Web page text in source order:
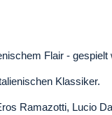
Flair -
Klassiker.
Ramazotti, Lucio